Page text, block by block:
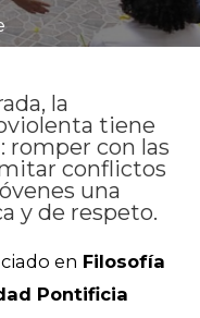
la
tiene
con las
conflictos
una
y de respeto.
en Filosofía
Pontificia